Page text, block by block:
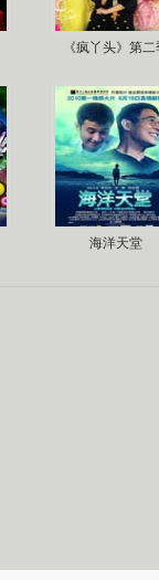
《疯丫头》第二
海洋天堂